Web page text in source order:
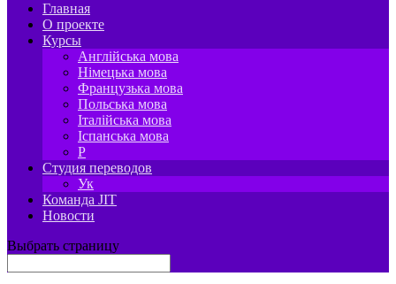
Главная
О проекте
Курсы
Англійська мова
Німецька мова
Французька мова
Польська мова
Італійська мова
Іспанська мова
P
Студия переводов
Ук
Команда JIT
Новости
Выбрать страницу